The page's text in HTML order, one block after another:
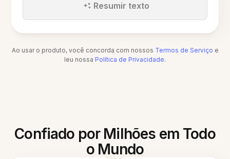
Resumir texto
Ao usar o produto, você concorda com nossos Termos de Serviço e
leu nossa Política de Privacidade.
Confiado por Milhões em Todo
o Mundo